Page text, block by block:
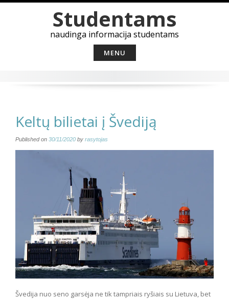
Studentams
naudinga informacija studentams
MENU
Keltų bilietai į Švediją
Published on 30/11/2020 by rasytojas
Švedija nuo seno garsėja ne tik tampriais ryšiais su Lietuva, bet